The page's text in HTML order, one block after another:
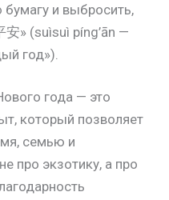
и выбросить,
安» (suìsuì píng’ān —
год»).
года — это
который позволяет
семью и
про экзотику, а про